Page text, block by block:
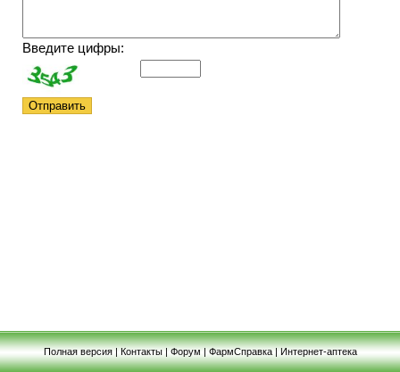
Введите цифры:
Полная версия|Контакты|Форум|ФармСправка|Интернет-аптека